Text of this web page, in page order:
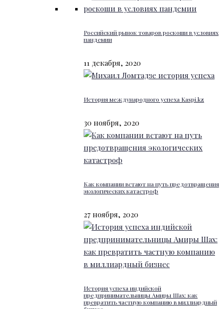
Российский рынок товаров роскоши в условиях
пандемии
11 декабря, 2020
История международного успеха Kaspi.kz
30 ноября, 2020
Как компании встают на путь предотвращения
экологических катастроф
27 ноября, 2020
История успеха индийской
предпринимательницы Амиры Шах: как
превратить частную компанию в миллиардный